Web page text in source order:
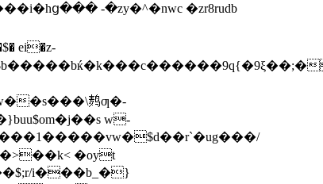
-�zy�^�nwc �zr8rudb
ei�z-
w-
�oyt